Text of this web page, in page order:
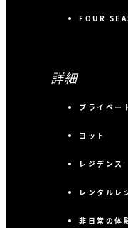
FOUR
詳細
プライベー
ヨット
レジデンス
レンタルレ
非日常の体